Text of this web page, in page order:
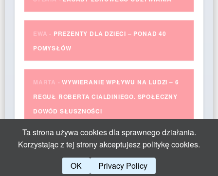
EWA - PREZENTY DLA DZIECI – PONAD 40
POMYSŁÓW
MARTA -WYWIERANIE WPŁYWU NA LUDZI – 6
REGUŁ ROBERTA CIALDINIEGO. SPOŁECZNY
DOWÓD SŁUSZNOŚCI
Ta strona używa cookies dla sprawnego działania.
Korzystając z tej strony akceptujesz politykę cookies.
OK
Privacy Policy